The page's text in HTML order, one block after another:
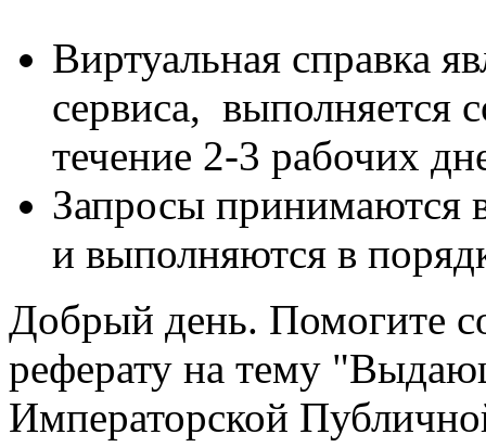
Виртуальная справка
сервиса, выполняется
течение 2-3 рабочих
Запросы принимаются
и выполняются в
Добрый день. Помогите
реферату на тему
Императорской